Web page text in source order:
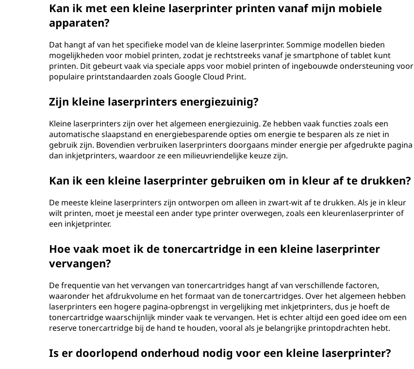
Kan ik met een kleine laserprinter printen vanaf mijn mobiele
apparaten?
Dat hangt af van het specifieke model van de kleine laserprinter. Sommige modellen bieden
mogelijkheden voor mobiel printen, zodat je rechtstreeks vanaf je smartphone of tablet kunt
printen. Dit gebeurt vaak via speciale apps voor mobiel printen of ingebouwde ondersteuning voor
populaire printstandaarden zoals Google Cloud Print.
Zijn kleine laserprinters energiezuinig?
Kleine laserprinters zijn over het algemeen energiezuinig. Ze hebben vaak functies zoals een
automatische slaapstand en energiebesparende opties om energie te besparen als ze niet in
gebruik zijn. Bovendien verbruiken laserprinters doorgaans minder energie per afgedrukte pagina
dan inkjetprinters, waardoor ze een milieuvriendelijke keuze zijn.
Kan ik een kleine laserprinter gebruiken om in kleur af te drukken?
De meeste kleine laserprinters zijn ontworpen om alleen in zwart-wit af te drukken. Als je in kleur
wilt printen, moet je meestal een ander type printer overwegen, zoals een kleurenlaserprinter of
een inkjetprinter.
Hoe vaak moet ik de tonercartridge in een kleine laserprinter
vervangen?
De frequentie van het vervangen van tonercartridges hangt af van verschillende factoren,
waaronder het afdrukvolume en het formaat van de tonercartridges. Over het algemeen hebben
laserprinters een hogere pagina-opbrengst in vergelijking met inkjetprinters, dus je hoeft de
tonercartridge waarschijnlijk minder vaak te vervangen. Het is echter altijd een goed idee om een
reserve tonercartridge bij de hand te houden, vooral als je belangrijke printopdrachten hebt.
Is er doorlopend onderhoud nodig voor een kleine laserprinter?